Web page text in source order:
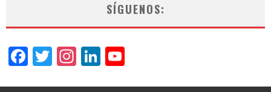
SÍGUENOS:
Facebook
Twitter
Instagram
LinkedIn